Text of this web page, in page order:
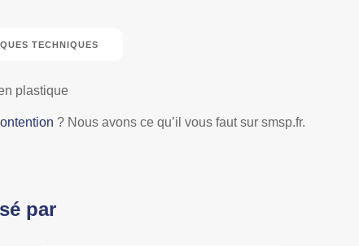
TECHNIQUES
plastique
? Nous avons ce qu’il vous faut sur smsp.fr.
par